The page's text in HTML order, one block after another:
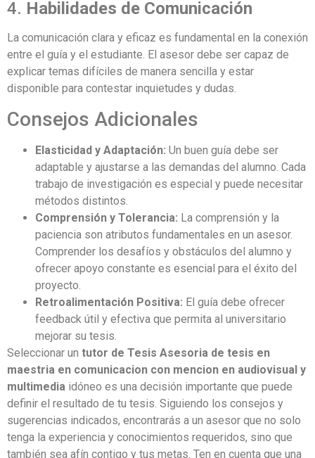
4. Habilidades de Comunicación
La comunicación clara y eficaz es fundamental en la conexión
entre el guía y el estudiante. El asesor debe ser capaz de
explicar temas difíciles de manera sencilla y estar
disponible para contestar inquietudes y dudas.
Consejos Adicionales
Elasticidad y Adaptación: Un buen guía debe ser
adaptable y ajustarse a las demandas del alumno. Cada
trabajo de investigación es especial y puede necesitar
métodos distintos.
Comprensión y Tolerancia: La comprensión y la
paciencia son atributos fundamentales en un asesor.
Comprender los desafíos y obstáculos del alumno y
ofrecer apoyo constante es esencial para el éxito del
proyecto.
Retroalimentación Positiva: El guía debe ofrecer
feedback útil y efectiva que permita al universitario
mejorar su tesis.
Seleccionar un tutor de Tesis Asesoria de tesis en
maestria en comunicacion con mencion en audiovisual y
multimedia idóneo es una decisión importante que puede
definir el resultado de tu tesis. Siguiendo los consejos y
sugerencias indicados, encontrarás a un asesor que no solo
tenga la experiencia y conocimientos requeridos, sino que
también sea afín contigo y tus metas. Ten en cuenta que una